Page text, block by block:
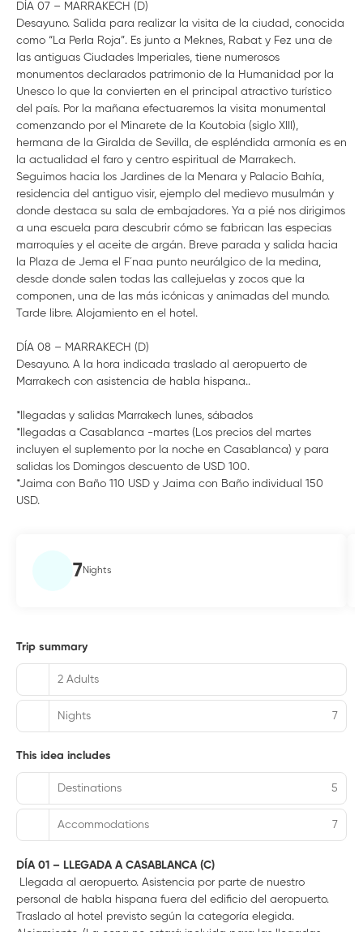
DÍA 07 – MARRAKECH (D)
Desayuno. Salida para realizar la visita de la ciudad, conocida
como “La Perla Roja”. Es junto a Meknes, Rabat y Fez una de
las antiguas Ciudades Imperiales, tiene numerosos
monumentos declarados patrimonio de la Humanidad por la
Unesco lo que la convierten en el principal atractivo turístico
del país. Por la mañana efectuaremos la visita monumental
comenzando por el Minarete de la Koutobia (siglo XIII),
hermana de la Giralda de Sevilla, de espléndida armonía es en
la actualidad el faro y centro espiritual de Marrakech.
Seguimos hacia los Jardines de la Menara y Palacio Bahía,
residencia del antiguo visir, ejemplo del medievo musulmán y
donde destaca su sala de embajadores. Ya a pié nos dirigimos
a una escuela para descubrir cómo se fabrican las especias
marroquíes y el aceite de argán. Breve parada y salida hacia
la Plaza de Jema el F´naa punto neurálgico de la medina,
desde donde salen todas las callejuelas y zocos que la
componen, una de las más icónicas y animadas del mundo.
Tarde libre. Alojamiento en el hotel.
DÍA 08 – MARRAKECH (D)
Desayuno. A la hora indicada traslado al aeropuerto de
Marrakech con asistencia de habla hispana..
*llegadas y salidas Marrakech lunes, sábados
*llegadas a Casablanca -martes (Los precios del martes
incluyen el suplemento por la noche en Casablanca) y para
salidas los Domingos descuento de USD 100.
*Jaima con Baño 110 USD y Jaima con Baño individual 150
USD.
7Nights
Trip summary
2 Adults
Nights 7
This idea includes
Destinations 5
Accommodations 7
DÍA 01 – LLEGADA A CASABLANCA (C)
Llegada al aeropuerto. Asistencia por parte de nuestro
personal de habla hispana fuera del edificio del aeropuerto.
Traslado al hotel previsto según la categoría elegida.